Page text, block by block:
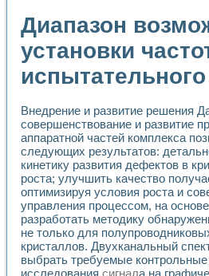
Применение NI VISION
Управление движением с
Определение параметров
Система управления
Применение средств
Разработка
Автоматизированный
Высокочувствительные
Установка для измерения
Исследование кинетики
Лабораторный
Микрозондовая система
Метод траекторий в
Промышленная
Автоматизация
Диапазон
установки
Внедрение и развитие решения
совершенствование и развитие
аппаратной частей комплекса
следующих результатов:
кинетику развития дефектов в
роста; улучшить качество
оптимизируя условия роста и
управления процессом, на
разработать методику
не только для
кристаллов. Двухканальный
выбрать требуемые контрольные